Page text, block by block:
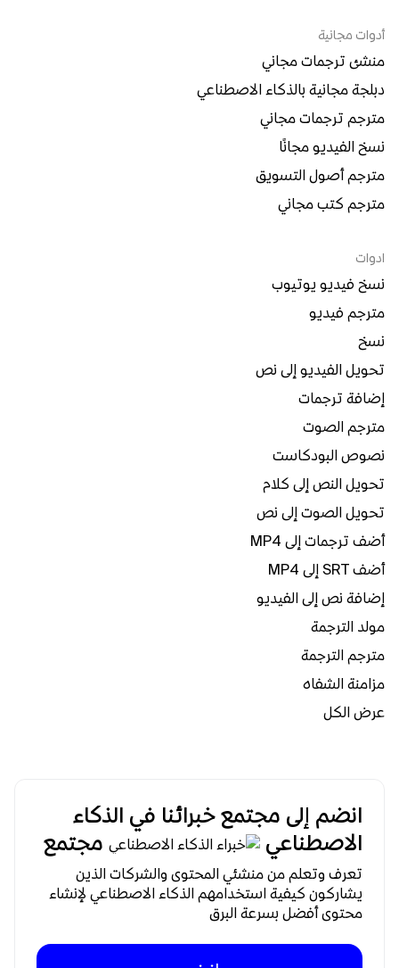
أدوات مجانية
منشئ ترجمات مجاني
دبلجة مجانية بالذكاء الاصطناعي
مترجم ترجمات مجاني
نسخ الفيديو مجانًا
مترجم أصول التسويق
مترجم كتب مجاني
ادوات
نسخ فيديو يوتيوب
مترجم فيديو
نسخ
تحويل الفيديو إلى نص
إضافة ترجمات
مترجم الصوت
نصوص البودكاست
تحويل النص إلى كلام
تحويل الصوت إلى نص
أضف ترجمات إلى MP4
أضف SRT إلى MP4
إضافة نص إلى الفيديو
مولد الترجمة
مترجم الترجمة
مزامنة الشفاه
عرض الكل
انضم إلى مجتمع خبرائنا في الذكاء
الاصطناعي
مجتمع
تعرف وتعلم من منشئي المحتوى والشركات الذين
يشاركون كيفية استخدامهم الذكاء الاصطناعي لإنشاء
محتوى أفضل بسرعة البرق